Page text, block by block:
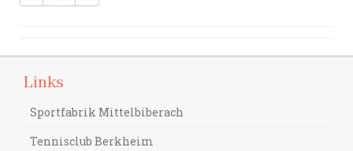
Links
Sportfabrik Mittelbiberach
Tennisclub Berkheim